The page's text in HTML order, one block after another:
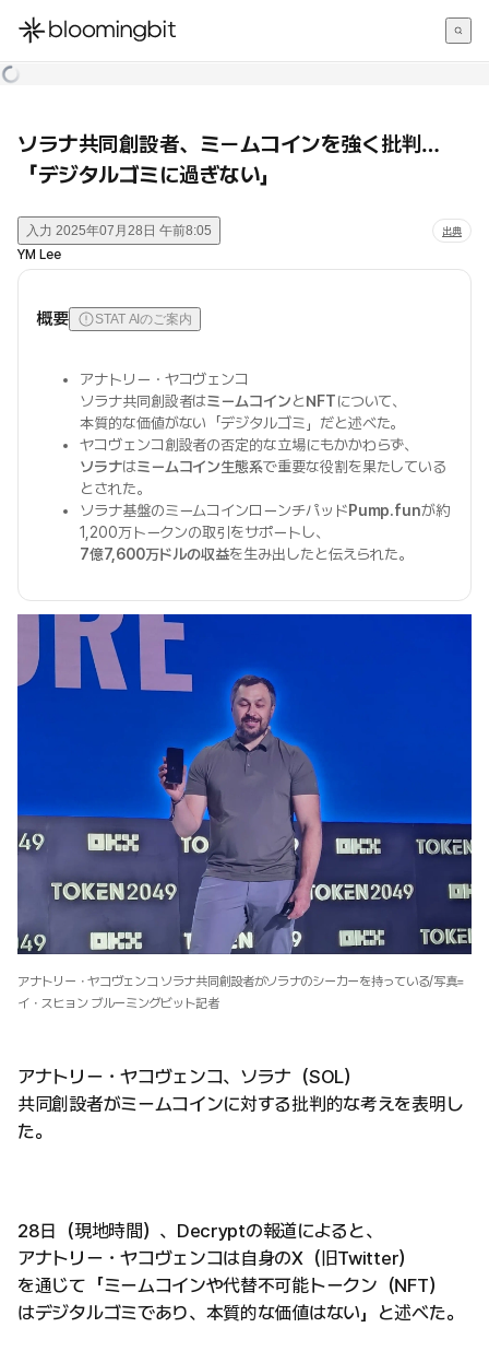
한국어
ソラナ共同創設者、ミームコインを強く批判…
「デジタルゴミに過ぎない」
入力 2025年07月28日 午前8:05 出典
YM Lee
概要 STAT AIのご案内
アナトリー・ヤコヴェンコ
ソラナ共同創設者はミームコインとNFTについて、
本質的な価値がない「デジタルゴミ」だと述べた。
ヤコヴェンコ創設者の否定的な立場にもかかわらず、
ソラナはミームコイン生態系で重要な役割を果たしている
とされた。
ソラナ基盤のミームコインローンチパッドPump.funが約
1,200万トークンの取引をサポートし、
7億7,600万ドルの収益を生み出したと伝えられた。
アナトリー・ヤコヴェンコ ソラナ共同創設者がソラナのシーカーを持っている/写真=
イ・スヒョン ブルーミングビット記者
アナトリー・ヤコヴェンコ、ソラナ（SOL）
共同創設者がミームコインに対する批判的な考えを表明し
た。
28日（現地時間）、Decryptの報道によると、
アナトリー・ヤコヴェンコは自身のX（旧Twitter）
を通じて「ミームコインや代替不可能トークン（NFT）
はデジタルゴミであり、本質的な価値はない」と述べた。